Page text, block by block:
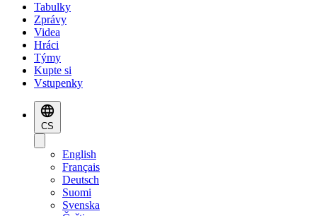
Tabulky
Zprávy
Videa
Hráci
Týmy
Kupte si
Vstupenky
CS
English
Français
Deutsch
Suomi
Svenska